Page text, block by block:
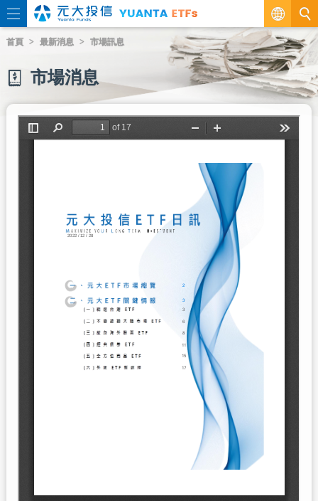
繁
EN
首頁 最新消息 市場訊息
市場消息